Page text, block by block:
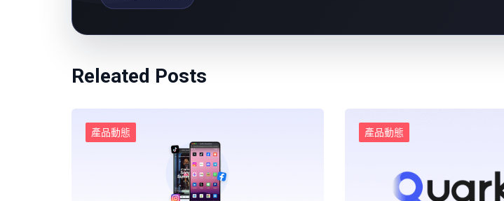
Releated Posts
產品動態 產品動態